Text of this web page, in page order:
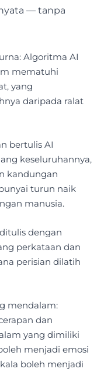
— tanpa
Algoritma AI
mematuhi
yang
daripada ralat
bertulis AI
keseluruhannya,
kandungan
turun naik
manusia.
dengan
perkataan dan
perisian dilatih
mendalam:
dan
yang dimiliki
menjadi emosi
boleh menjadi